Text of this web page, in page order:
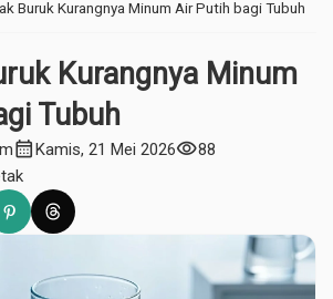
Buruk Kurangnya Minum Air Putih bagi Tubuh
Kurangnya Minum
Tubuh
calendar_monthKamis, 21 Mei 2026visibility88